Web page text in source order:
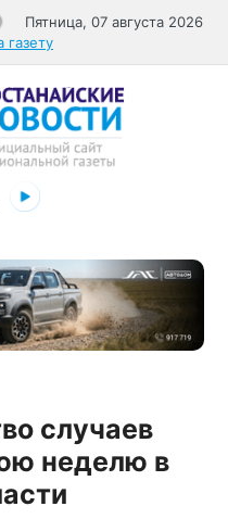
Пятница, 07 августа 2026
газету
случаев
неделю в